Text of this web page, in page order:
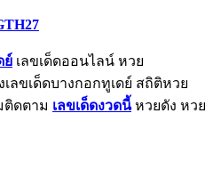
ย์ เลขเด็ดออนไลน์ หวย
ลขเด็ดบางกอกทูเดย์ สถิติหวย
ติดตาม เลขเด็ดงวดนี้ หวยดัง หวย